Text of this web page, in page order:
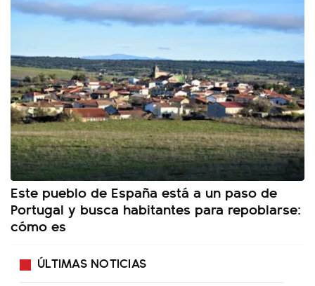
Este pueblo de España está a un paso de
Portugal y busca habitantes para repoblarse:
cómo es
ÚLTIMAS NOTICIAS